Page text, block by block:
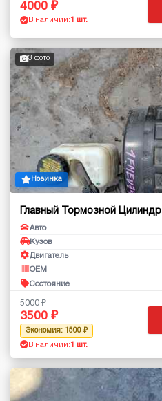
4000
В наличии: 1 шт.
3 фото
Новинка
Главный Тормозной Цилиндр
Авто
Кузов
Двигатель
OEM
Состояние
5000
3500
Экономия: 1500
В наличии: 1 шт.